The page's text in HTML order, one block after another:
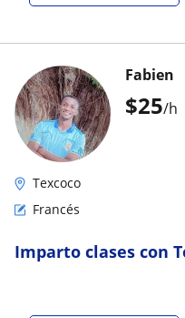
$25/h
Fabien
Texcoco
Francés
Imparto clases con